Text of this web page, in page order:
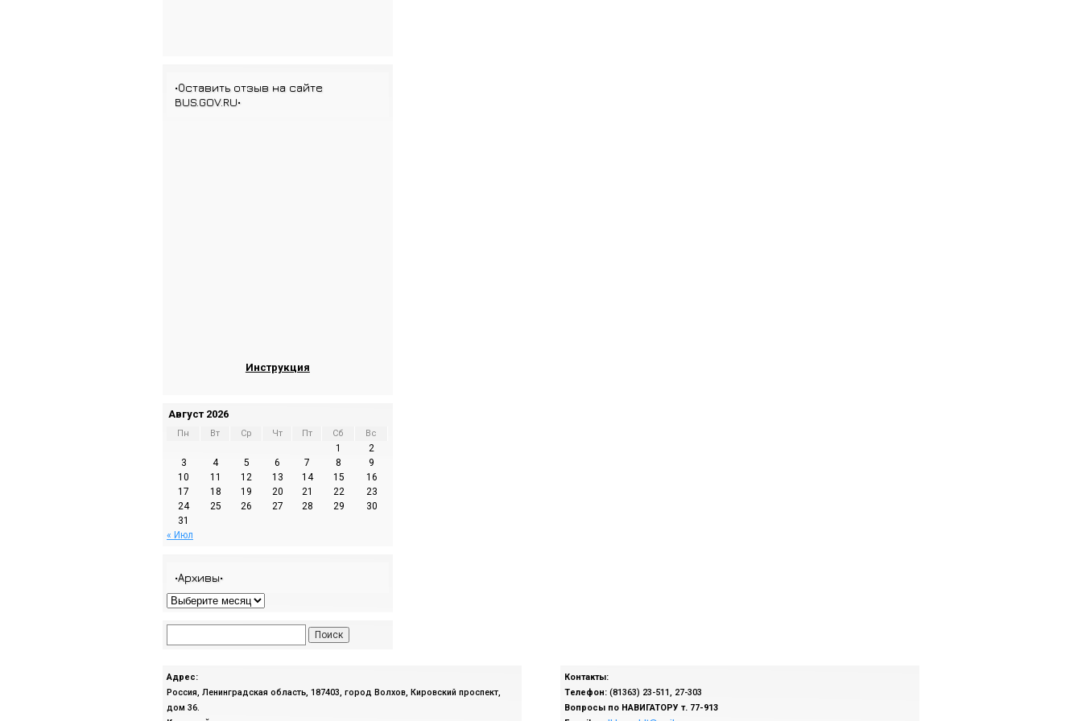
•Оставить отзыв на сайте
BUS.GOV.RU•
Инструкция
Август 2026
Пн Вт Ср Чт Пт Сб Вс
1
2
3
4 5 6 7 8
9
10
11 12 13 14 15
16
17
18 19 20 21 22
23
24
25 26 27 28 29
30
31
« Июл
•Архивы•
Адрес:
Россия, Ленинградская область, 187403, город Волхов, Кировский проспект,
дом 36.
Контакты:
Телефон: (81363) 23-511, 27-303
Вопросы по НАВИГАТОРУ т. 77-913